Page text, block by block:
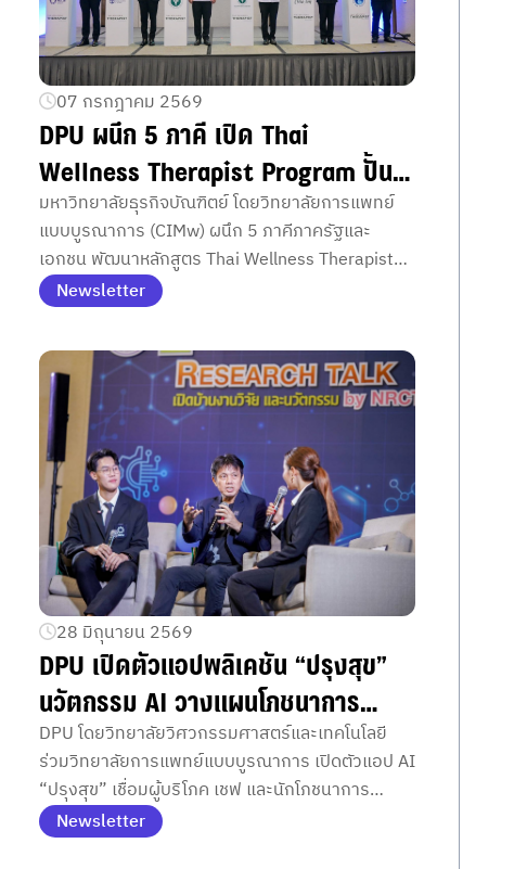
07 กรกฎาคม 2569
DPU ผนึก 5 ภาคี เปิด Thai
Wellness Therapist Program ปั้น
กำลังคนเวลเนสไทยสู่มาตรฐานโลก
มหาวิทยาลัยธุรกิจบัณฑิตย์ โดยวิทยาลัยการแพทย์
แบบบูรณาการ (CIMw) ผนึก 5 ภาคีภาครัฐและ
เอกชน พัฒนาหลักสูตร Thai Wellness Therapist
Program ยกระดับบุคลากรเวลเนสไทย รองรับ
เศรษฐกิจสุขภาพและผลักดันประเทศสู่ศูนย์กลาง
สุขภาพโลก
Newsletter
28 มิถุนายน 2569
DPU เปิดตัวแอปพลิเคชัน “ปรุงสุข”
นวัตกรรม AI วางแผนโภชนาการ
เฉพาะบุคคล เชื่อมผู้บริโภค–เชฟ–นัก
โภชนาการในแอปเดียว
DPU โดยวิทยาลัยวิศวกรรมศาสตร์และเทคโนโลยี
ร่วมวิทยาลัยการแพทย์แบบบูรณาการ เปิดตัวแอป AI
“ปรุงสุข” เชื่อมผู้บริโภค เชฟ และนักโภชนาการ
วางแผนโภชนาการเฉพาะบุคคล พร้อมคว้าเหรียญ
เงิน Thailand Research Expo 2026
Newsletter